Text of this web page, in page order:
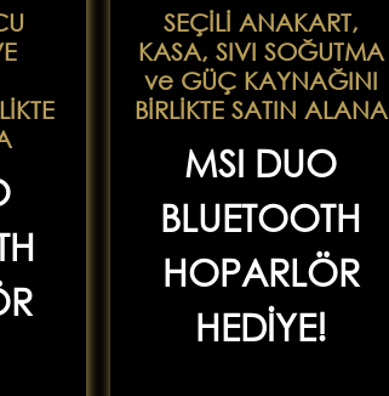
SEÇİLİ ANAKART,
KASA, SIVI SOĞUTMA
ve GÜÇ KAYNAĞINI
BİRLİKTE SATIN ALANA
MSI DUO
BLUETOOTH
HOPARLÖR
HEDİYE!